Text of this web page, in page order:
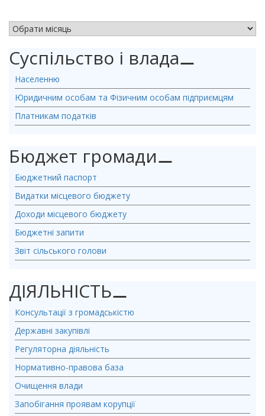
Суспільство і влада⚊
Населенню
Юридичним особам та Фізичним особам підприємцям
Платникам податків
Бюджет громади⚊
Бюджетний паспорт
Видатки місцевого бюджету
Доходи місцевого бюджету
Бюджетні запити
Звіт сільського голови
ДІЯЛЬНІСТЬ⚊
Консультації з громадськістю
Державні закупівлі
Регуляторна діяльність
Нормативно-правова база
Очищення влади
Запобігання проявам корупції